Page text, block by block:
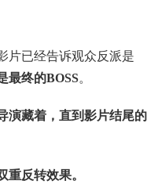
片已经告诉观众反派是
最终的BOSS。
演藏着，直到影片结尾的
重反转效果。